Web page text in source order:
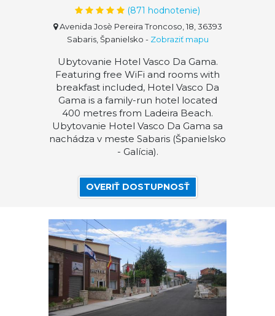
(871 hodnotenie)
Avenida Josè Pereira Troncoso, 18, 36393
Sabaris, Španielsko - Zobraziť mapu
Ubytovanie Hotel Vasco Da Gama.
Featuring free WiFi and rooms with
breakfast included, Hotel Vasco Da
Gama is a family-run hotel located
400 metres from Ladeira Beach.
Ubytovanie Hotel Vasco Da Gama sa
nachádza v meste Sabaris (Španielsko
- Galícia).
OVERIŤ DOSTUPNOSŤ